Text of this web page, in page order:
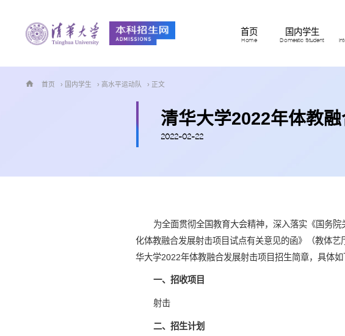
首页
Home
国内学生
Domestic Student
首页 › 国内学生 › 高水平运动队 › 正文
清华大学2022年体教
2022-02-22
为全面贯彻全国教育大会精神，深入落实《国务
化体教融合发展射击项目试点有关意见的函》（教体
华大学2022年体教融合发展射击项目招生简章，具体如
一、招收项目
射击
二、招生计划